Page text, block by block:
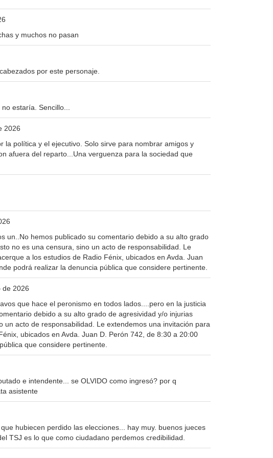
y muchos no pasan
por este personaje.
estaría. Sencillo...
2026
la política y el ejecutivo. Solo sirve para nombrar amigos y
afuera del reparto...Una verguenza para la sociedad que
un..No hemos publicado su comentario debido a su alto grado
no es una censura, sino un acto de responsabilidad. Le
a los estudios de Radio Fénix, ubicados en Avda. Juan
podrá realizar la denuncia pública que considere pertinente.
de 2026
que hace el peronismo en todos lados....pero en la justicia
debido a su alto grado de agresividad y/o injurias
un acto de responsabilidad. Le extendemos una invitación para
ubicados en Avda. Juan D. Perón 742, de 8:30 a 20:00
que considere pertinente.
e intendente... se OLVIDO como ingresó? por q
asistente
hubiecen perdido las elecciones... hay muy. buenos jueces
TSJ es lo que como ciudadano perdemos credibilidad.